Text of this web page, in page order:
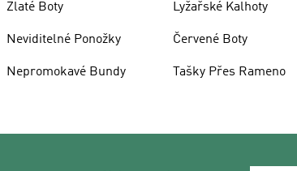
Zlaté Boty
Neviditelné Ponožky
Nepromokavé Bundy
Lyžařské Kalhoty
Červené Boty
Tašky Přes Rameno